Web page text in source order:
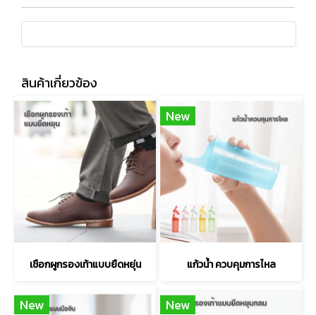
สินค้าเกี่ยวข้อง
เชือกผูกรองเท้าแบบยืดหยุ่น
New
แก้วน้ำ ควบคุมการไหล
New New